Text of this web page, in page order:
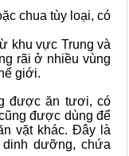
chua tùy loại, có
khu vực Trung và
rãi ở nhiều vùng
giới.
được ăn tươi, có
được dùng để
vặt khác. Đây là
dưỡng, chứa